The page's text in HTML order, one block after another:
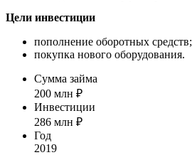
Цели инвестиции
пополнение оборотных средств;
покупка нового оборудования.
Сумма займа
200 млн ₽
Инвестиции
286 млн ₽
Год
2019